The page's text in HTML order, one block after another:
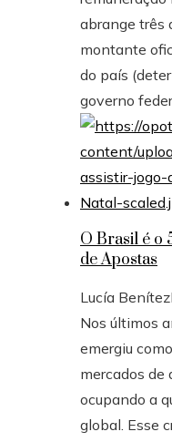
abrange três
montante
do país
governo
O Brasil é o
de Apostas
Lucía Benítez
Nos últimos
emergiu
mercados de
ocupando a
global. Esse